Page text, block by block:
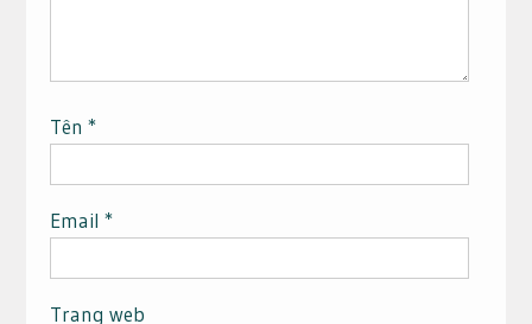
Tên *
Email *
Trang web